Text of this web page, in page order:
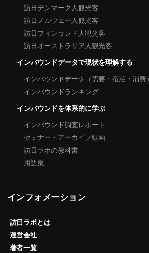
訪日デンマーク人観光客
訪日ノルウェー人観光客
訪日フィンランド人観光客
訪日オーストラリア人観光客
インバウンドデータで現状を理解する
インバウンドデータ（需要・宿泊・消費）
インバウンドランキング
インバウンドを体系的に学ぶ
インバウンド調査レポート
セミナー・アーカイブ動画
訪日ラボの教科書
用語集
インフォメーション
訪日ラボとは
運営会社
著者一覧